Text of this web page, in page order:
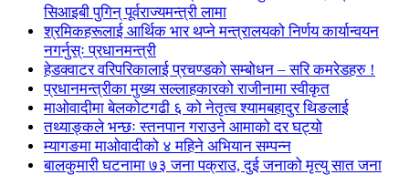
सिआइबी पुगिन् पूर्वराज्यमन्त्री लामा
श्रमिकहरूलाई आर्थिक भार थप्ने मन्त्रालयको निर्णय कार्यान्वयन
नगर्नुस्ः प्रधानमन्त्री
हेडक्वाटर वरिपरिकालाई प्रचण्डको सम्बोधन – सरि कमरेडहरु !
प्रधानमन्त्रीका मुख्य सल्लाहकारको राजीनामा स्वीकृत
माओवादीमा बेलकोटगढी ६ को नेतृत्व श्यामबहादुर थिङलाई
तथ्याङ्कले भन्छः स्तनपान गराउने आमाको दर घट्यो
म्यागङमा माओवादीको ४ महिने अभियान सम्पन्न
बालकुमारी घटनामा ७३ जना पक्राउ, दुई जनाको मृत्यु सात जना